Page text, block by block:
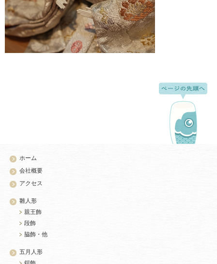
ホーム
会社概要
アクセス
雛人形
親王飾
段飾
脇飾・他
五月人形